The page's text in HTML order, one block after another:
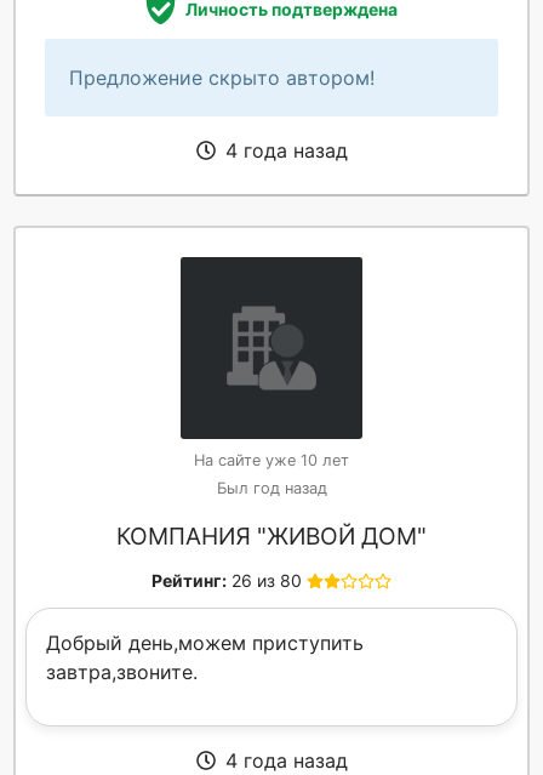
Личность подтверждена
Предложение скрыто автором!
4 года назад
На сайте уже 10 лет
Был год назад
КОМПАНИЯ "ЖИВОЙ ДОМ"
Рейтинг: 26 из 80
Добрый день,можем приступить
завтра,звоните.
4 года назад